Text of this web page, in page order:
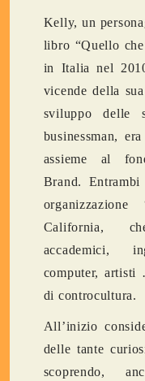
Kelly, un
libro “Quello
in Italia nel
vicende della
sviluppo delle
businessman,
assieme al
Brand.
California,
accademici,
computer,
di controcultura.
All’inizio
delle tante
scoprendo,